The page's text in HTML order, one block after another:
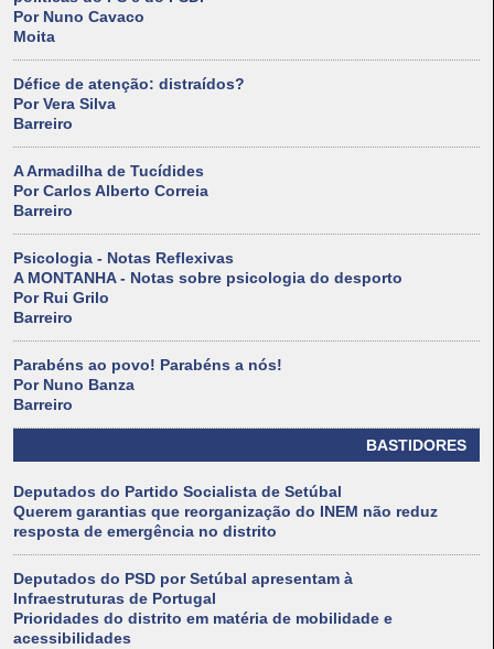
Por Nuno Cavaco
Moita
Défice de atenção: distraídos?
Por Vera Silva
Barreiro
A Armadilha de Tucídides
Por Carlos Alberto Correia
Barreiro
Psicologia - Notas Reflexivas
A MONTANHA - Notas sobre psicologia do desporto
Por Rui Grilo
Barreiro
Parabéns ao povo! Parabéns a nós!
Por Nuno Banza
Barreiro
BASTIDORES
Deputados do Partido Socialista de Setúbal
Querem garantias que reorganização do INEM não reduz
resposta de emergência no distrito
Deputados do PSD por Setúbal apresentam à
Infraestruturas de Portugal
Prioridades do distrito em matéria de mobilidade e
acessibilidades